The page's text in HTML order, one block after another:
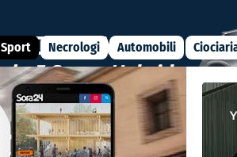
Sport Necrologi Automobili